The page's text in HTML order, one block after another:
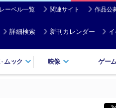
レーベル一覧 関連サイト 作品公
詳細検索 新刊カレンダー
ムック 映像 ゲーム